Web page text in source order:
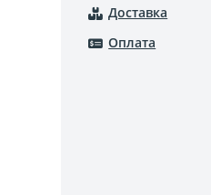
Доставка
Оплата